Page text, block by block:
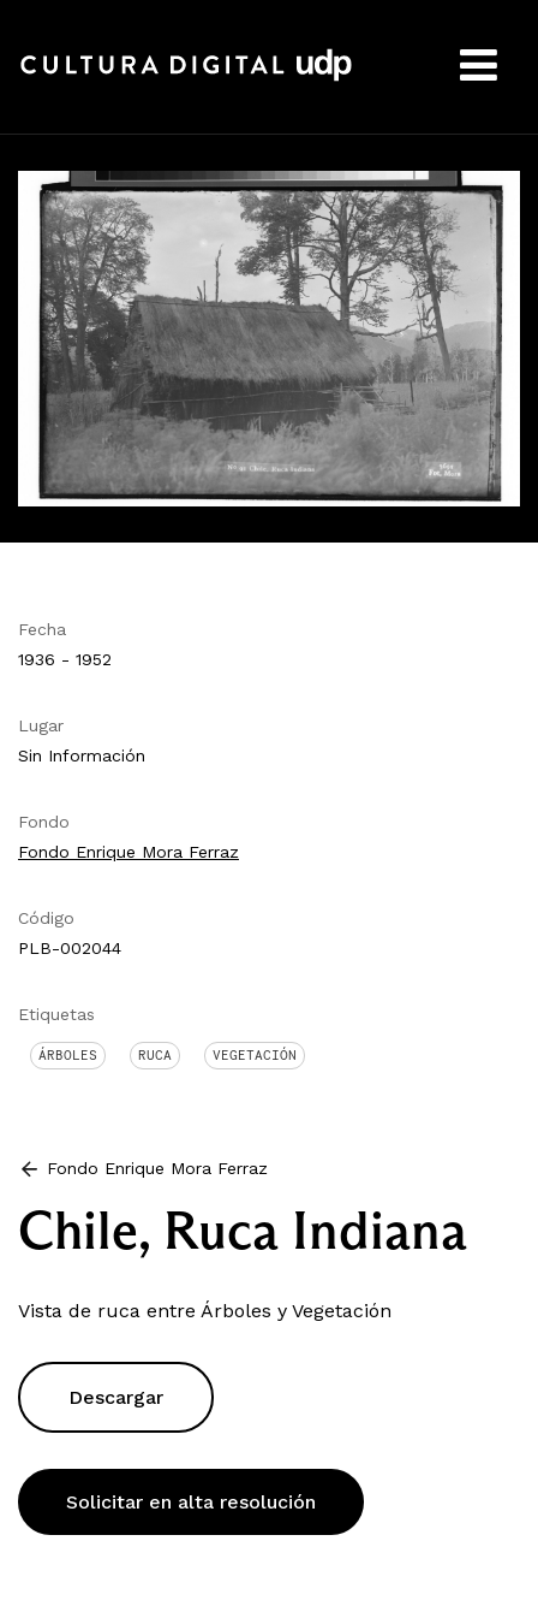
Fecha
1936 - 1952
Lugar
Sin Información
Fondo
Fondo Enrique Mora Ferraz
Código
PLB-002044
Etiquetas
ÁRBOLES RUCA VEGETACIÓN
Fondo Enrique Mora Ferraz
Chile, Ruca Indiana
Vista de ruca entre Árboles y Vegetación
Descargar
Solicitar en alta resolución